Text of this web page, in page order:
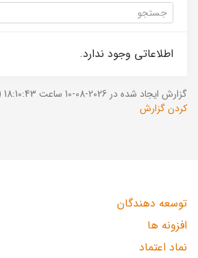
اطلاعاتی وجود ندارد.
گزارش ایجاد شده در 2026-08-10 ساعت 18:10:43 (UTC +03:30).
کردن گزارش
توسعه دهندگان
افزونه ها
نماد اعتماد